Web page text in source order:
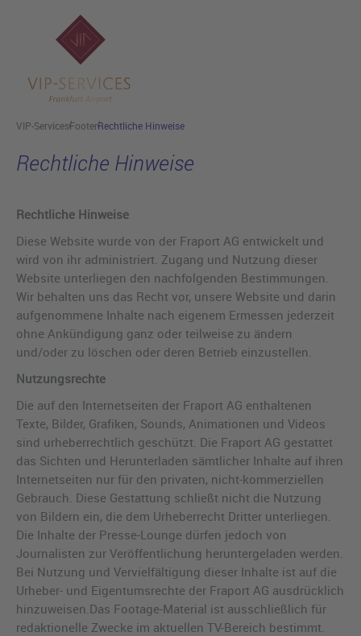
Hauptinhalt anspringen
VIP-ServicesFooterRechtliche Hinweise
Rechtliche Hinweise
Rechtliche Hinweise
Diese Website wurde von der Fraport AG entwickelt und
wird von ihr administriert. Zugang und Nutzung dieser
Website unterliegen den nachfolgenden Bestimmungen.
Wir behalten uns das Recht vor, unsere Website und darin
aufgenommene Inhalte nach eigenem Ermessen jederzeit
ohne Ankündigung ganz oder teilweise zu ändern
und/oder zu löschen oder deren Betrieb einzustellen.
Nutzungsrechte
Die auf den Internetseiten der Fraport AG enthaltenen
Texte, Bilder, Grafiken, Sounds, Animationen und Videos
sind urheberrechtlich geschützt. Die Fraport AG gestattet
das Sichten und Herunterladen sämtlicher Inhalte auf ihren
Internetseiten nur für den privaten, nicht-kommerziellen
Gebrauch. Diese Gestattung schließt nicht die Nutzung
von Bildern ein, die dem Urheberrecht Dritter unterliegen.
Die Inhalte der Presse-Lounge dürfen jedoch von
Journalisten zur Veröffentlichung heruntergeladen werden.
Bei Nutzung und Vervielfältigung dieser Inhalte ist auf die
Urheber- und Eigentumsrechte der Fraport AG ausdrücklich
hinzuweisen.Das Footage-Material ist ausschließlich für
redaktionelle Zwecke im aktuellen TV-Bereich bestimmt.